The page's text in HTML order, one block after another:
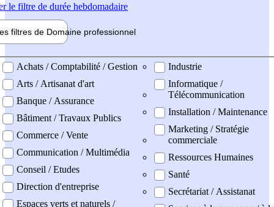
le filtre de durée hebdomadaire
filtres de Domaine professionnel
professionel
Achats / Comptabilité / Gestion
Arts / Artisanat d'art
Banque / Assurance
Bâtiment / Travaux Publics
Commerce / Vente
Communication / Multimédia
Conseil / Etudes
Direction d'entreprise
Espaces verts et naturels /
Industrie
Informatique /
Télécommunication
Installation / Maintenance
Marketing / Stratégie
commerciale
Ressources Humaines
Santé
Secrétariat / Assistanat